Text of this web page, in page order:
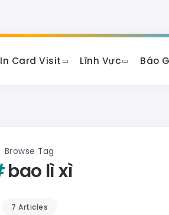
In Card Visit Lĩnh Vực Báo
Browse Tag
bao lì xì
7 Articles